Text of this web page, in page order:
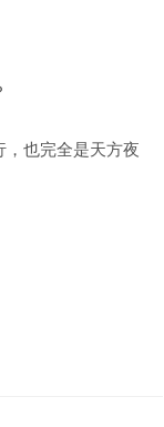
也完全是天方夜